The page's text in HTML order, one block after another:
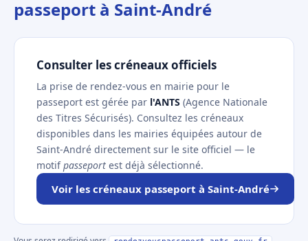
passeport à Saint-André
Consulter les créneaux officiels
La prise de rendez-vous en mairie pour le
passeport est gérée par l'ANTS (Agence Nationale
des Titres Sécurisés). Consultez les créneaux
disponibles dans les mairies équipées autour de
Saint-André directement sur le site officiel — le
motifpasseport est déjà sélectionné.
Voir les créneaux passeport à Saint-André